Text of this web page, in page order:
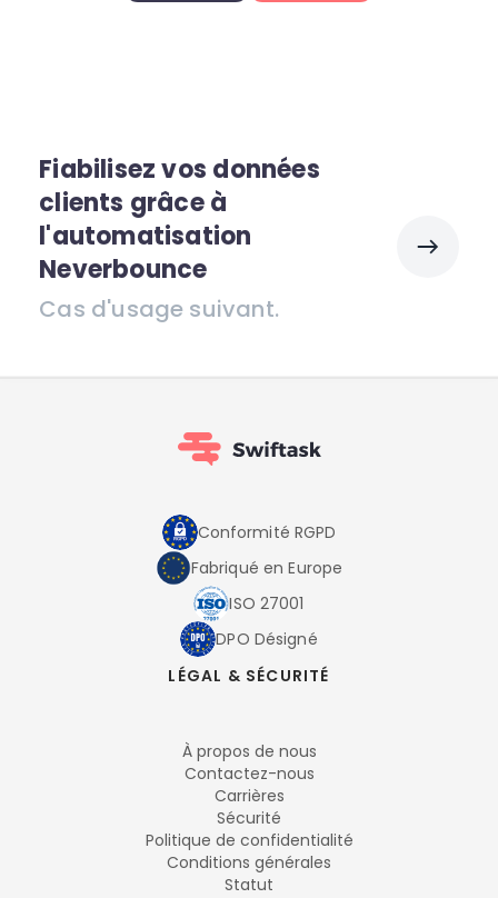
Fiabilisez vos données
clients grâce à
l'automatisation
Neverbounce
Cas d'usage suivant.
Conformité RGPD
Fabriqué en Europe
ISO 27001
DPO Désigné
LÉGAL & SÉCURITÉ
À propos de nous
Contactez-nous
Carrières
Sécurité
Politique de confidentialité
Conditions générales
Statut